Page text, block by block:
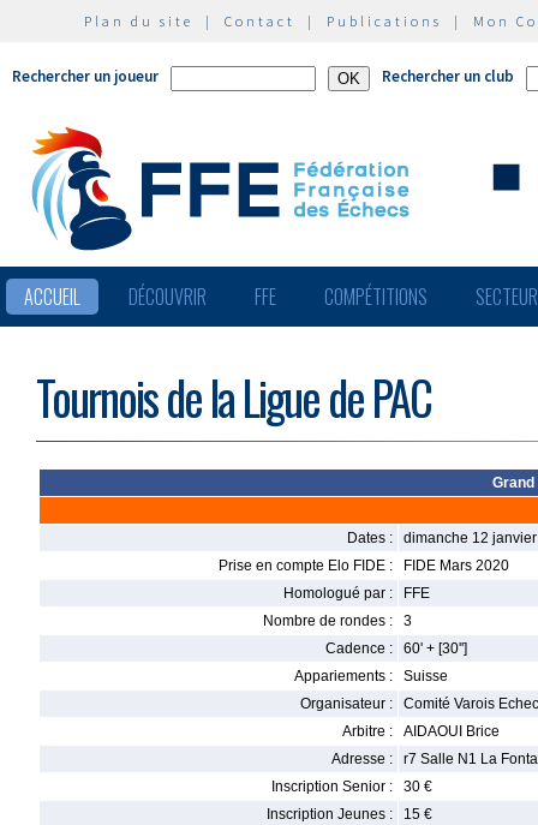
Plan du site | Contact | Publications | Mon
Rechercher un joueur Rechercher un club
ACCUEIL DÉCOUVRIR FFE COMPÉTITIONS
Tournois de la Ligue de PAC
Grand
Dates :
dimanche 12
Prise en compte Elo FIDE :
FIDE Mars 2020
Homologué par :
FFE
Nombre de rondes :
3
Cadence :
60' + [30'']
Appariements :
Suisse
Organisateur :
Comité Varois
Arbitre :
AIDAOUI Brice
Adresse :
r7 Salle N1 La
Inscription Senior :
30 €
Inscription Jeunes :
15 €